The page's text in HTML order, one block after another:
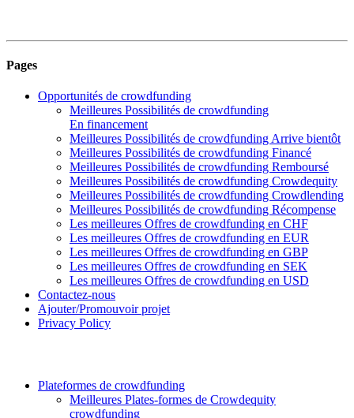
Pages
Opportunités de crowdfunding
Meilleures Possibilités de crowdfunding
En financement
Meilleures Possibilités de crowdfunding Arrive bientôt
Meilleures Possibilités de crowdfunding Financé
Meilleures Possibilités de crowdfunding Remboursé
Meilleures Possibilités de crowdfunding Crowdequity
Meilleures Possibilités de crowdfunding Crowdlending
Meilleures Possibilités de crowdfunding Récompense
Les meilleures Offres de crowdfunding en CHF
Les meilleures Offres de crowdfunding en EUR
Les meilleures Offres de crowdfunding en GBP
Les meilleures Offres de crowdfunding en SEK
Les meilleures Offres de crowdfunding en USD
Contactez-nous
Ajouter/Promouvoir projet
Privacy Policy
Plateformes de crowdfunding
Meilleures Plates-formes de Crowdequity
crowdfunding